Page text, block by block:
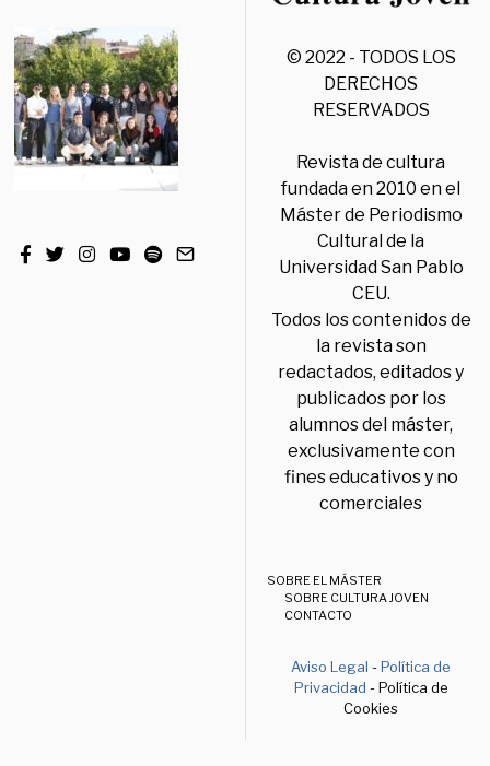
© 2022 - TODOS LOS
DERECHOS
RESERVADOS
Revista de cultura
fundada en 2010 en el
Máster de Periodismo
Cultural de la
Universidad San Pablo
CEU.
Todos los contenidos de
la revista son
redactados, editados y
publicados por los
alumnos del máster,
exclusivamente con
fines educativos y no
comerciales
SOBRE EL MÁSTER
SOBRE CULTURA JOVEN
CONTACTO
Aviso Legal -Política de
Privacidad - Política de
Cookies